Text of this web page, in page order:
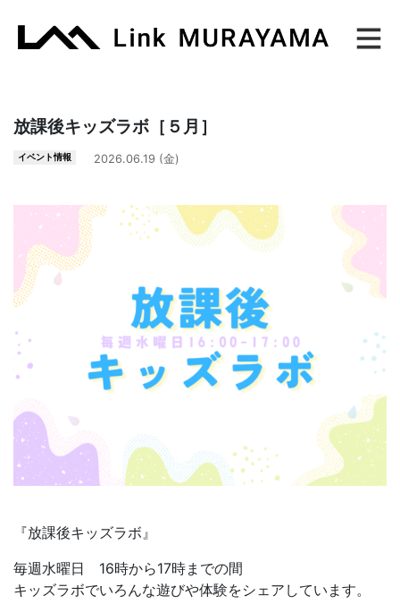
Main Navigation
放課後キッズラボ［５月］
イベント情報 2026.06.19 (金)
『放課後キッズラボ』
毎週水曜日 16時から17時までの間
キッズラボでいろんな遊びや体験をシェアしています。